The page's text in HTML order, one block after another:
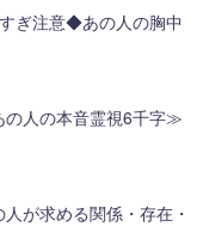
ぎ注意◆あの人の胸中
人の本音霊視6千字≫
が求める関係・存在・